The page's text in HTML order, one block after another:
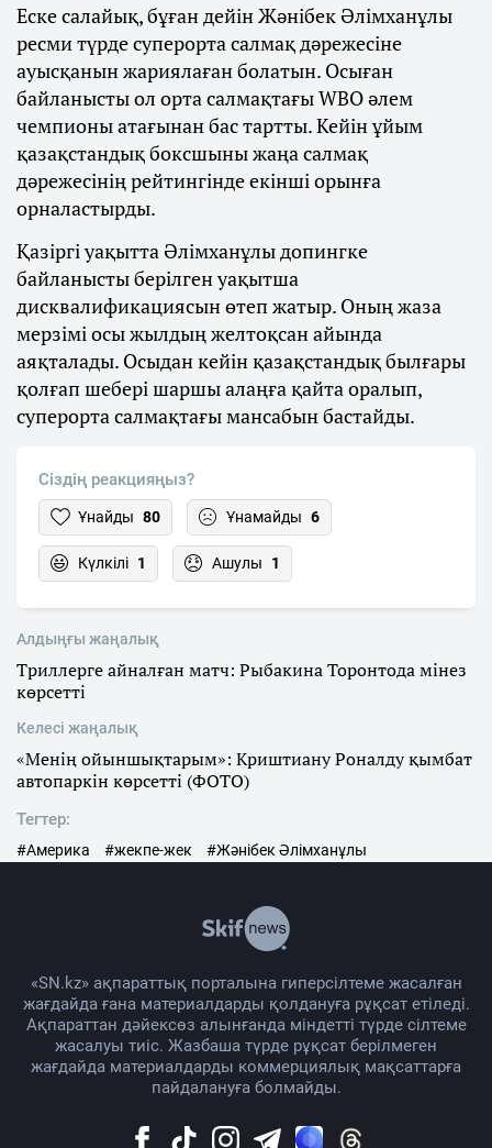
Еске салайық, бұған дейін Жәнібек Әлімханұлы
ресми түрде суперорта салмақ дәрежесіне
ауысқанын жариялаған болатын. Осыған
байланысты ол орта салмақтағы WBO әлем
чемпионы атағынан бас тартты. Кейін ұйым
қазақстандық боксшыны жаңа салмақ
дәрежесінің рейтингінде екінші орынға
орналастырды.
Қазіргі уақытта Әлімханұлы допингке
байланысты берілген уақытша
дисквалификациясын өтеп жатыр. Оның жаза
мерзімі осы жылдың желтоқсан айында
аяқталады. Осыдан кейін қазақстандық былғары
қолғап шебері шаршы алаңға қайта оралып,
суперорта салмақтағы мансабын бастайды.
Сіздің реакцияңыз?
Ұнайды 80 Ұнамайды 6
Күлкілі 1 Ашулы 1
Алдыңғы жаңалық
Триллерге айналған матч: Рыбакина Торонтода мінез
көрсетті
Келесі жаңалық
«Менің ойыншықтарым»: Криштиану Роналду қымбат
автопаркін көрсетті (ФОТО)
Тегтер:
#Америка #жекпе-жек #Жәнібек Әлімханұлы
«SN.kz» ақпараттық порталына гиперсілтеме жасалған
жағдайда ғана материалдарды қолдануға рұқсат етіледі.
Ақпараттан дәйексөз алынғанда міндетті түрде сілтеме
жасалуы тиіс. Жазбаша түрде рұқсат берілмеген
жағдайда материалдарды коммерциялық мақсаттарға
пайдалануға болмайды.